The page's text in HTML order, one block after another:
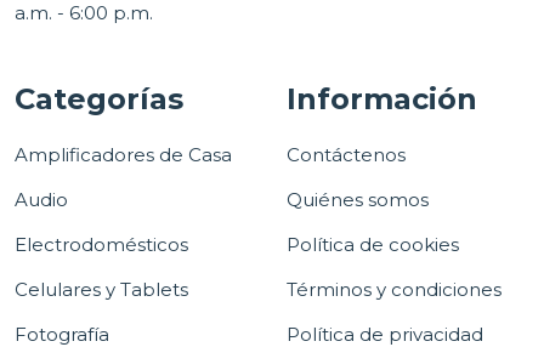
a.m. - 6:00 p.m.
Categorías
Amplificadores de Casa
Audio
Electrodomésticos
Celulares y Tablets
Fotografía
Información
Contáctenos
Quiénes somos
Política de cookies
Términos y condiciones
Política de privacidad